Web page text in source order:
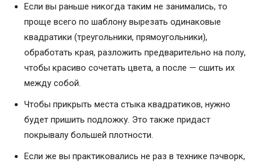
Если вы раньше никогда таким не занимались, то
проще всего по шаблону вырезать одинаковые
квадратики (треугольники, прямоугольники),
обработать края, разложить предварительно на полу,
чтобы красиво сочетать цвета, а после — сшить их
между собой.
Чтобы прикрыть места стыка квадратиков, нужно
будет пришить подложку. Это также придаст
покрывалу большей плотности.
Если же вы практиковались не раз в технике пэчворк,